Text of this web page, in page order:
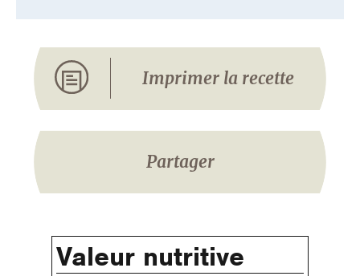
Imprimer la recette
Partager
Valeur nutritive